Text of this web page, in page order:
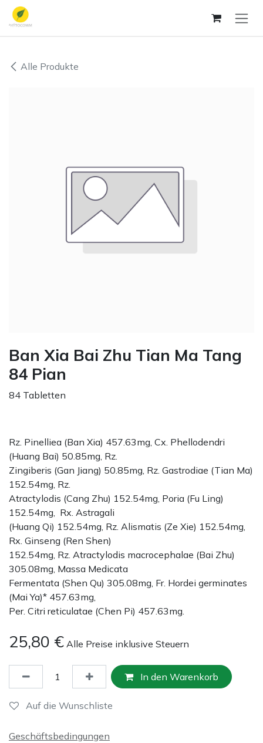
Zum Inhalt springen
Alle Produkte
Ban Xia Bai Zhu Tian Ma Tang
84 Pian
84 Tabletten
Rz. Pinelliea (Ban Xia) 457.63mg, Cx. Phellodendri
(Huang Bai) 50.85mg, Rz.
Zingiberis (Gan Jiang) 50.85mg, Rz. Gastrodiae (Tian Ma)
152.54mg, Rz.
Atractylodis (Cang Zhu) 152.54mg, Poria (Fu Ling)
152.54mg, Rx. Astragali
(Huang Qi) 152.54mg, Rz. Alismatis (Ze Xie) 152.54mg,
Rx. Ginseng (Ren Shen)
152.54mg, Rz. Atractylodis macrocephalae (Bai Zhu)
305.08mg, Massa Medicata
Fermentata (Shen Qu) 305.08mg, Fr. Hordei germinates
(Mai Ya)* 457.63mg,
Per. Citri reticulatae (Chen Pi) 457.63mg.
25,80 € Alle Preise inklusive Steuern
In den Warenkorb
Auf die Wunschliste
Geschäftsbedingungen